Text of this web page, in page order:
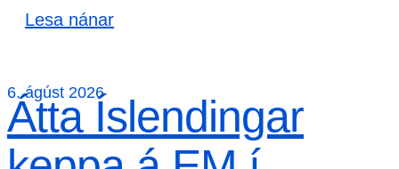
Lesa nánar
6. ágúst 2026
Átta Íslendingar